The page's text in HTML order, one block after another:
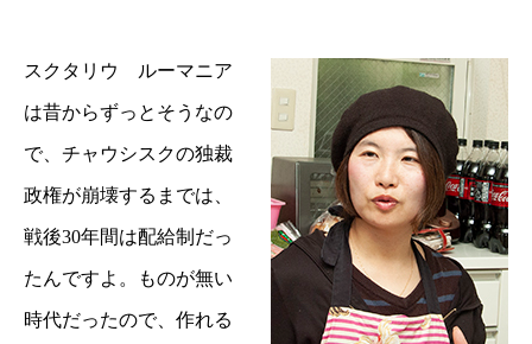
スクタリウ ルーマニア
は昔からずっとそうなの
で、チャウシスクの独裁
政権が崩壊するまでは、
戦後30年間は配給制だっ
たんですよ。ものが無い
時代だったので、作れる